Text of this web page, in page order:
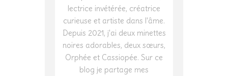
lectrice invétérée, créatrice
curieuse et artiste dans l'âme.
Depuis 2021, j'ai deux minettes
noires adorables, deux sœurs,
Orphée et Cassiopée. Sur ce
blog je partage mes